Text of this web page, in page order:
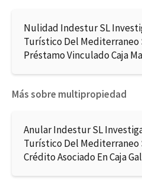
Nulidad Indestur SL
Turístico Del
Préstamo Vinculado Caja
Más sobre multipropiedad
Anular Indestur SL
Turístico Del
Crédito Asociado En Caja